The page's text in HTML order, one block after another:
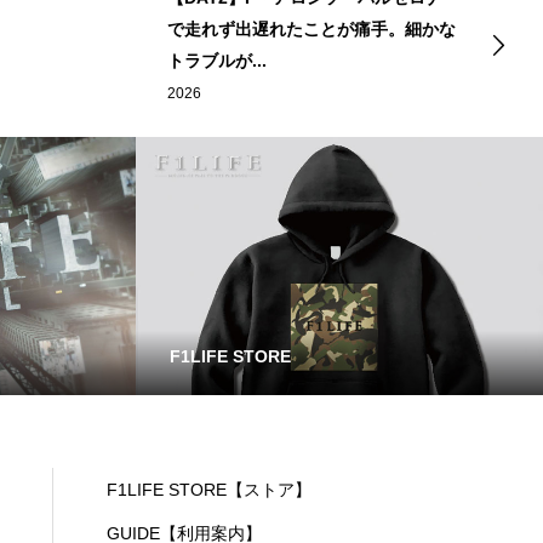
で走れず出遅れたことが痛手。細かな
トラブルが...
2026
F1LIFE STORE
F1LIFE STORE【ストア】
GUIDE【利用案内】